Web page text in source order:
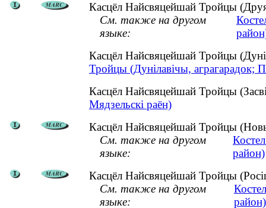
Касцёл Найсвяцейшай Тройцы
См. также на другом
языке:
Касцёл Найсвяцейшай Тройцы
Тройцы (Дунілавічы, аграгарадок;
Касцёл Найсвяцейшай Тройцы
Мядзельскі раён)
Касцёл Найсвяцейшай Тройцы
См. также на другом
языке:
район)
Касцёл Найсвяцейшай Тройцы
См. также на другом
языке:
район)